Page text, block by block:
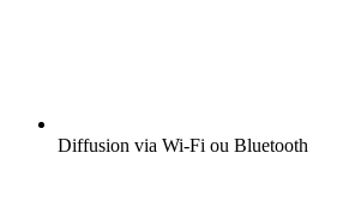
Diffusion via Wi-Fi ou Bluetooth